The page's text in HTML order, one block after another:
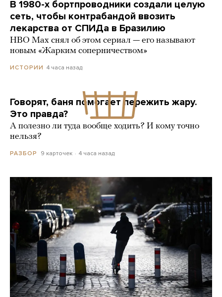
В 1980-х бортпроводники создали целую
сеть, чтобы контрабандой ввозить
лекарства от СПИДа в Бразилию
HBO Max снял об этом сериал — его называют
новым «Жарким соперничеством»
ИСТОРИИ 4 часа назад
Говорят, баня помогает пережить жару.
Это правда?
А полезно ли туда вообще ходить? И кому точно
нельзя?
РАЗБОР 9 карточек 4 часа назад